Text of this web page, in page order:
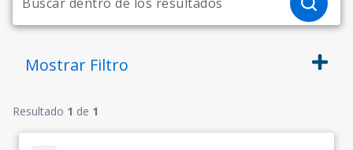
Mostrar Filtro
Resultado 1 de 1